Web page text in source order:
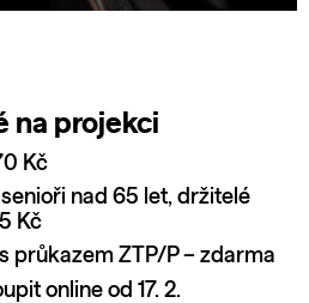
na projekci
Kč
nad 65 let, držitelé
Kč
průkazem ZTP/P – zdarma
online od 17. 2.